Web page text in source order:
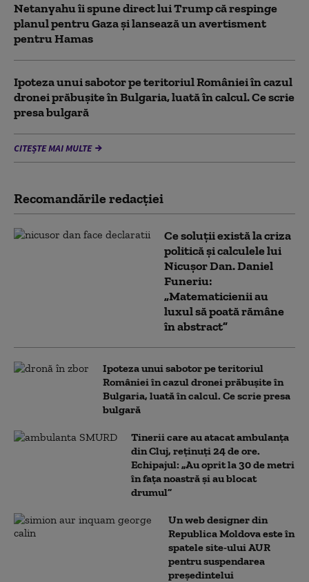
Netanyahu îi spune direct lui Trump că respinge
planul pentru Gaza și lansează un avertisment
pentru Hamas
Ipoteza unui sabotor pe teritoriul României în cazul
dronei prăbușite în Bulgaria, luată în calcul. Ce scrie
presa bulgară
CITEȘTE MAI MULTE
Recomandările redacţiei
Ce soluții există la criza
politică și calculele lui
Nicușor Dan. Daniel
Funeriu:
„Matematicienii au
luxul să poată rămâne
în abstract”
Ipoteza unui sabotor pe teritoriul
României în cazul dronei prăbușite în
Bulgaria, luată în calcul. Ce scrie presa
bulgară
Tinerii care au atacat ambulanța
din Cluj, reținuți 24 de ore.
Echipajul: „Au oprit la 30 de metri
în fața noastră și au blocat
drumul”
Un web designer din
Republica Moldova este în
spatele site-ului AUR
pentru suspendarea
președintelui